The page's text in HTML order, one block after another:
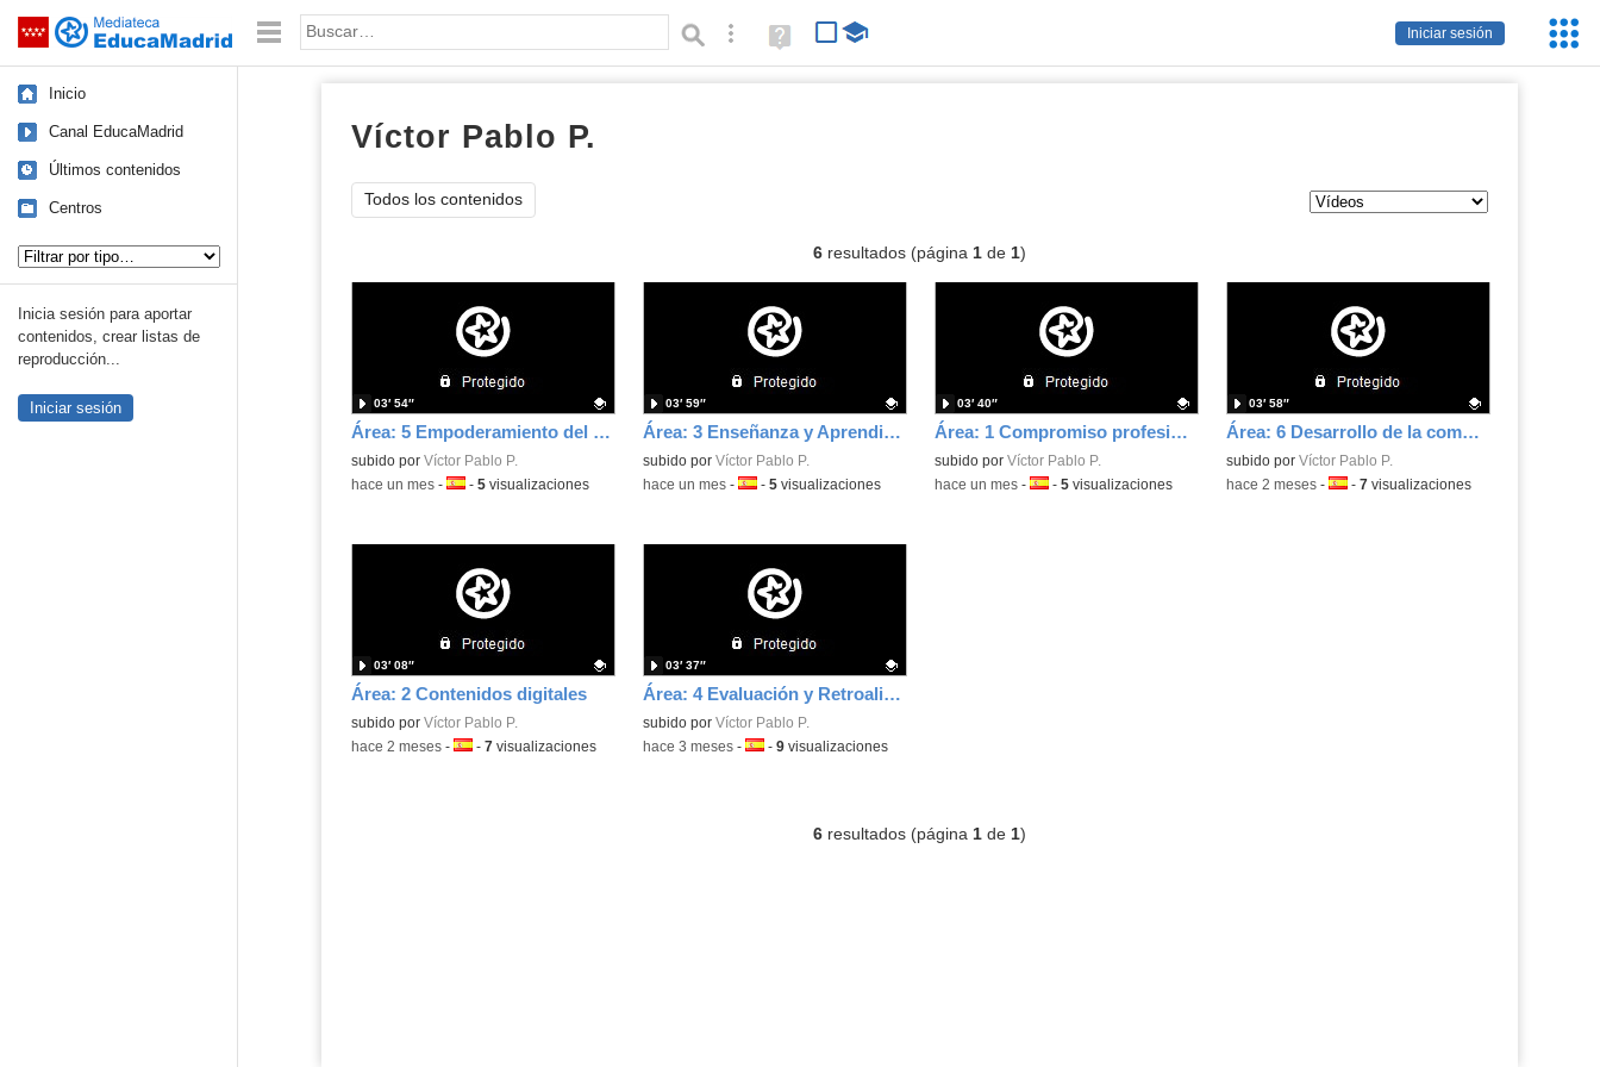
Saltar navegación
Iniciar sesión
Palabra o frase: Búsqueda avanzada
Ayuda
(en
Inicio
Canal EducaMadrid
Últimos contenidos
Centros
Inicia sesión para aportar
contenidos, crear listas de
reproducción...
Iniciar sesión
Víctor Pablo P.
Todos los contenidos
6resultados (página 1de 1)
Área: 5 Empoderamiento del alumnado
Contenido educativo.
subido por Víctor Pablo P.
03′ 54″
-hace un mes- Idioma:
- 5visualizaciones
Área: 3 Enseñanza y Aprendizaje
Contenido educativo.
subido por Víctor Pablo P.
03′ 59″
-hace un mes- Idioma:
- 5visualizaciones
Área: 1 Compromiso profesional
Contenido educativo.
subido por Víctor Pablo P.
03′ 40″
-hace un mes- Idioma:
- 5visualizaciones
Área: 6 Desarrollo de la competencia digital del alumnado
Contenido educativo.
subido por Víctor Pablo P.
03′ 58″
-hace 2 meses- Idioma:
- 7visualizaciones
Área: 2 Contenidos digitales
Contenido educativo.
subido por Víctor Pablo P.
03′ 08″
-hace 2 meses- Idioma:
- 7visualizaciones
Área: 4 Evaluación y Retroalimentación
Contenido educativo.
subido por Víctor Pablo P.
03′ 37″
-hace 3 meses- Idioma:
- 9visualizaciones
6resultados (página 1de 1)